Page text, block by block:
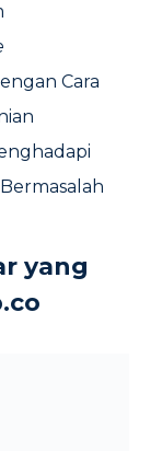
Cara
yang